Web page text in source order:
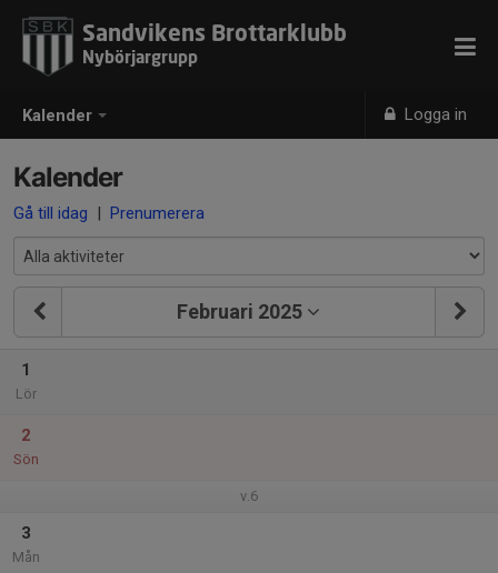
Kalender Logga in
Sandvikens Brottarklubb
Nybörjargrupp
Kalender
Gå till idag | Prenumerera
Februari 2025
1
Lör
2
Sön
v.6
3
Mån